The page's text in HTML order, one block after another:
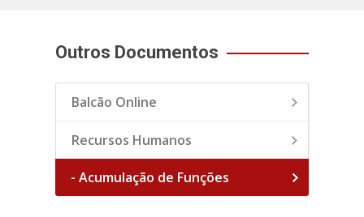
Outros Documentos
Balcão Online
Recursos Humanos
- Acumulação de Funções